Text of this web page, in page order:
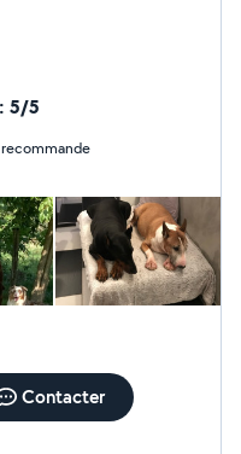
5/5
à votre écoute Je la recommande
Contacter